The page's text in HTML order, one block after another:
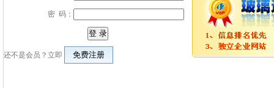
密 码：
还不是会员？立即